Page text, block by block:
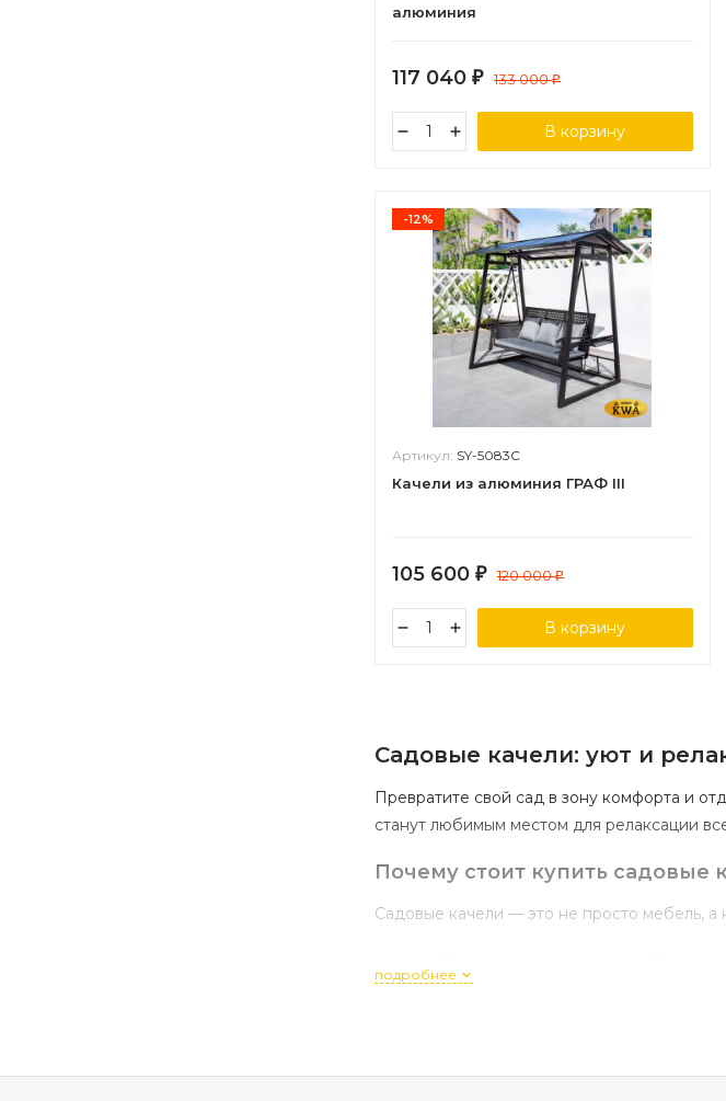
алюминия
117 040 ₽ 133 000₽
В корзину
-12%
Артикул: SY-5083C
Качели из алюминия ГРАФ III
105 600 ₽ 120 000₽
В корзину
Садовые качели: уют и
Превратите свой сад в зону комфорта и
станут любимым местом для релаксации
Почему стоит купить садовые
Садовые качели — это не просто мебель, а
прочность— современныемодели
подробнее